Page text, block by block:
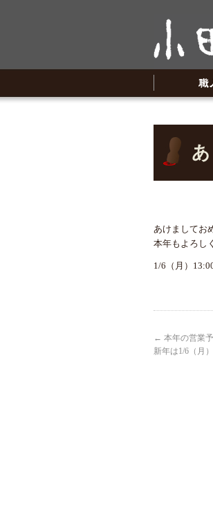
あけましてお
本年もよろし
1/6（月）
← 本年の営業
新年は1/6（月